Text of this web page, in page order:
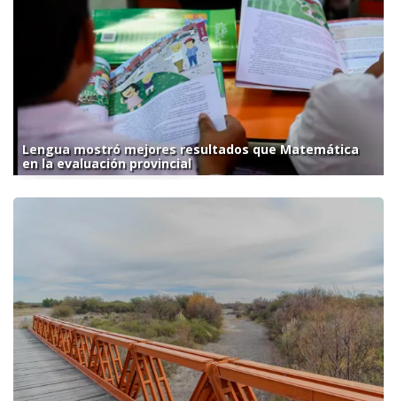
Lengua mostró mejores resultados que Matemática
en la evaluación provincial